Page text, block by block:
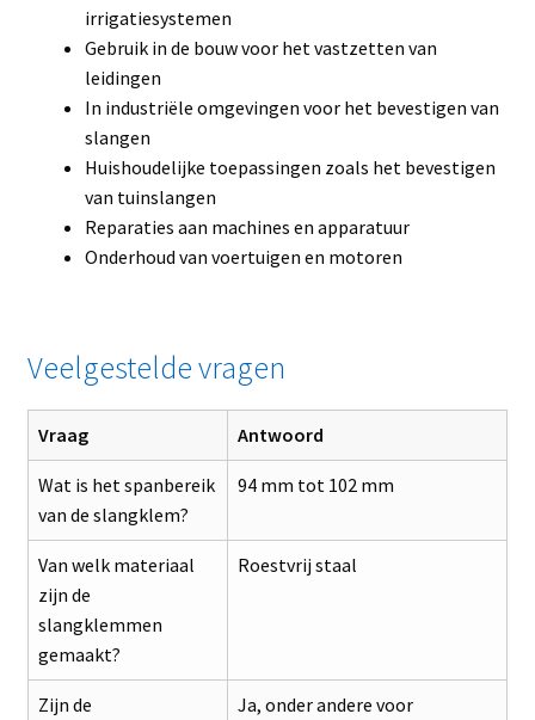
irrigatiesystemen
Gebruik in de bouw voor het vastzetten van
leidingen
In industriële omgevingen voor het bevestigen van
slangen
Huishoudelijke toepassingen zoals het bevestigen
van tuinslangen
Reparaties aan machines en apparatuur
Onderhoud van voertuigen en motoren
Veelgestelde vragen
Vraag Antwoord
Wat is het spanbereik
van de slangklem?
94 mm tot 102 mm
Van welk materiaal
zijn de
slangklemmen
gemaakt?
Roestvrij staal
Zijn de
Ja, onder andere voor